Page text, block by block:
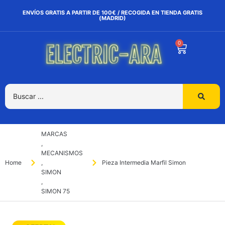
ENVÍOS GRATIS A PARTIR DE 100€ / RECOGIDA EN TIENDA GRATIS
(MADRID)
0
Home
MARCAS
,
MECANISMOS
,
SIMON
,
SIMON 75
Pieza Intermedia Marfil Simon